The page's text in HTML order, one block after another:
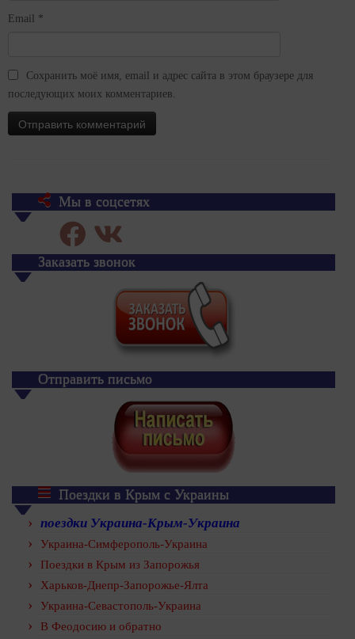
Email *
Сохранить моё имя, email и адрес сайта в этом браузере для
последующих моих комментариев.
Мы в соцсетях
Заказать звонок
Отправить письмо
Поездки в Крым с Украины
поездки Украина-Крым-Украина
Украина-Симферополь-Украина
Поездки в Крым из Запорожья
Харьков-Днепр-Запорожье-Ялта
Украина-Севастополь-Украина
В Феодосию и обратно